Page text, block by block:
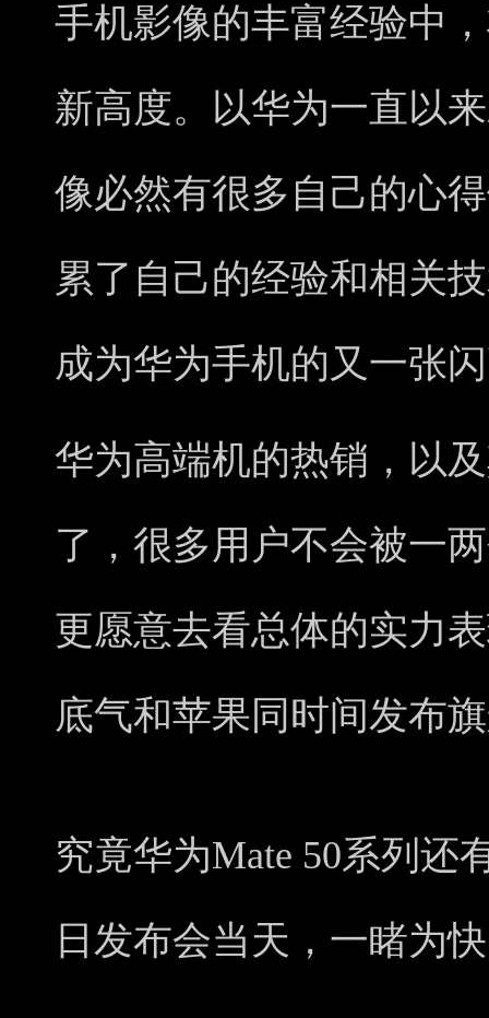
手机影像的丰富经验中
新高度。以华为一直以
像必然有很多自己的心
累了自己的经验和相关
成为华为手机的又一张
华为高端机的热销，以
了，很多用户不会被一
更愿意去看总体的实力
底气和苹果同时间发布
究竟华为Mate 50系列还
日发布会当天，一睹为